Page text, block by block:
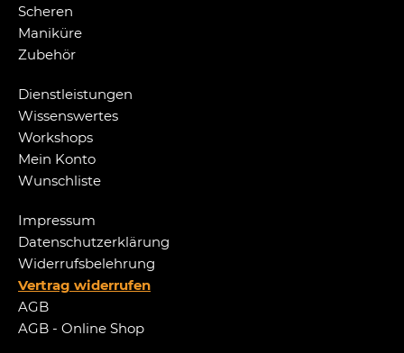
Scheren
Maniküre
Zubehör
Dienstleistungen
Wissenswertes
Workshops
Mein Konto
Wunschliste
Impressum
Datenschutzerklärung
Widerrufsbelehrung
Vertrag widerrufen
AGB
AGB - Online Shop